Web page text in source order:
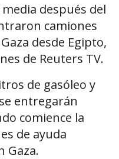
después del
camiones
desde Egipto,
de Reuters TV.
de gasóleo y
entregarán
comience la
de ayuda
Gaza.